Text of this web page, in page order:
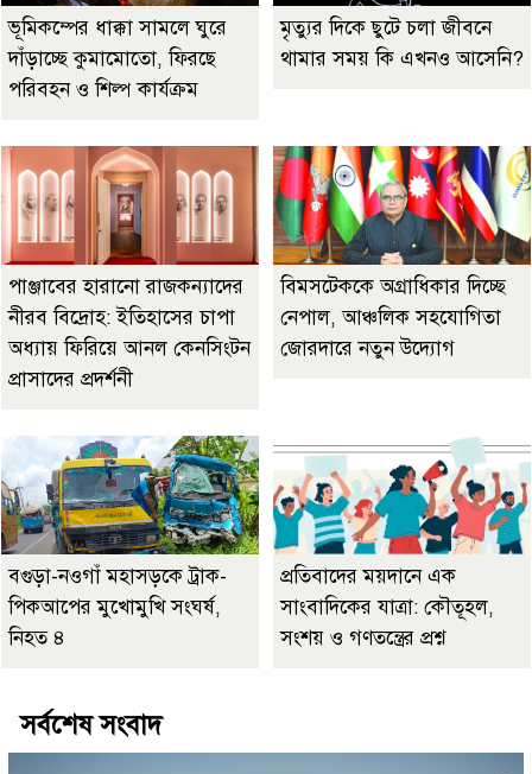
ভূমিকম্পের ধাক্কা সামলে ঘুরে
দাঁড়াচ্ছে কুমামোতো, ফিরছে
পরিবহন ও শিল্প কার্যক্রম
মৃত্যুর দিকে ছুটে চলা জীবনে
থামার সময় কি এখনও আসেনি?
পাঞ্জাবের হারানো রাজকন্যাদের
নীরব বিদ্রোহ: ইতিহাসের চাপা
অধ্যায় ফিরিয়ে আনল কেনসিংটন
প্রাসাদের প্রদর্শনী
বিমসটেককে অগ্রাধিকার দিচ্ছে
নেপাল, আঞ্চলিক সহযোগিতা
জোরদারে নতুন উদ্যোগ
বগুড়া-নওগাঁ মহাসড়কে ট্রাক-
পিকআপের মুখোমুখি সংঘর্ষ,
নিহত ৪
প্রতিবাদের ময়দানে এক
সাংবাদিকের যাত্রা: কৌতূহল,
সংশয় ও গণতন্ত্রের প্রশ্ন
সর্বশেষ সংবাদ